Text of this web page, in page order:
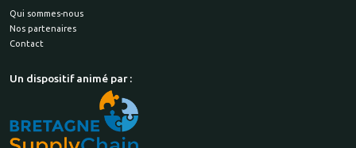
Qui sommes-nous
Nos partenaires
Contact
Un dispositif animé par :